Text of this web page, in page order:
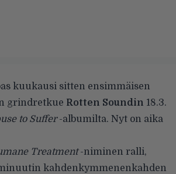
kuukausi sitten ensimmäisen
grindretkue Rotten Soundin 18.3.
to Suffer-albumilta. Nyt on aika
Treatment-niminen ralli,
kahdenkymmenenkahden